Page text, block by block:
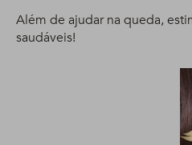
Além de ajudar na queda,
saudáveis!